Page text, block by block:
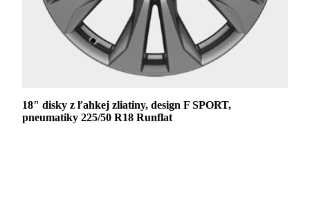
18" disky z ľahkej zliatiny, design F SPORT,
pneumatiky 225/50 R18 Runflat